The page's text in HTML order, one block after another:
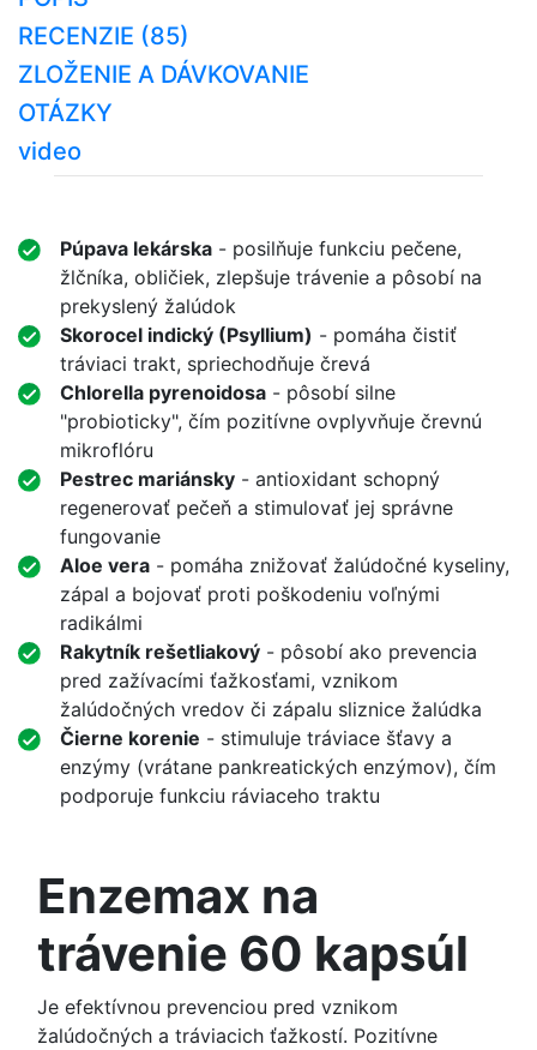
RECENZIE (85)
ZLOŽENIE A DÁVKOVANIE
OTÁZKY
video
Púpava lekárska - posilňuje funkciu pečene,
žlčníka, obličiek, zlepšuje trávenie a pôsobí na
prekyslený žalúdok
Skorocel indický (Psyllium) - pomáha čistiť
tráviaci trakt, spriechodňuje črevá
Chlorella pyrenoidosa - pôsobí silne
"probioticky", čím pozitívne ovplyvňuje črevnú
mikroflóru
Pestrec mariánsky - antioxidant schopný
regenerovať pečeň a stimulovať jej správne
fungovanie
Aloe vera - pomáha znižovať žalúdočné kyseliny,
zápal a bojovať proti poškodeniu voľnými
radikálmi
Rakytník rešetliakový - pôsobí ako prevencia
pred zažívacími ťažkosťami, vznikom
žalúdočných vredov či zápalu sliznice žalúdka
Čierne korenie - stimuluje tráviace šťavy a
enzýmy (vrátane pankreatických enzýmov), čím
podporuje funkciu ráviaceho traktu
Enzemax na
trávenie 60 kapsúl
Je efektívnou prevenciou pred vznikom
žalúdočných a tráviacich ťažkostí. Pozitívne